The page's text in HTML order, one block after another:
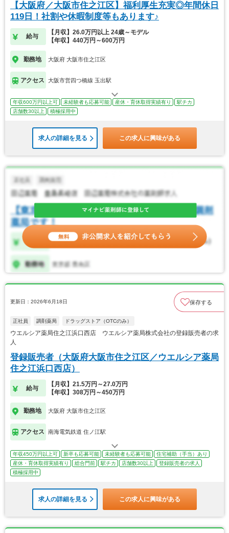
【大阪府／大阪市住之江区】福利厚生充実◎年間休日
119日！社割や休暇制度等もあります♪
給与
【月収】26.0万円以上 24歳～モデル
【年収】440万円～600万円
勤務地 大阪府 大阪市住之江区
アクセス 大阪市営四つ橋線 玉出駅
年収600万円以上可 未経験者も応募可能 産休・育休取得実績有り
駅チカ
店舗数30以上
積極採用中
求人の詳細を見る この求人に興味がある
更新日：2026年6月18日 保存する
正社員 調剤薬局 ドラッグストア（OTCのみ）
ウエルシア薬局住之江浜口西店 ウエルシア薬局株式会社の登録販売者の求
人
登録販売者（大阪府大阪市住之江区／ウエルシア薬局
住之江浜口西店）
給与
【月収】21.5万円～27.0万円
【年収】308万円～450万円
勤務地 大阪府 大阪市住之江区
アクセス 南海電気鉄道 住ノ江駅
年収450万円以上可 新卒も応募可能 未経験者も応募可能
住宅補助（手当）あり
産休・育休取得実績有り
総合門前 駅チカ 店舗数30以上
登録販売者の求人
積極採用中
求人の詳細を見る この求人に興味がある